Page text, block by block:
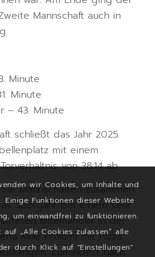
Mannschaft auch in
Minute
Minute
– 43. Minute
schließt das Jahr 2025
mit einem
von 38:14 ab.
Mannschaften zusammen
Sportjahr bei einem sehr
Miteinander in der
Mille Profumi mit Pizza
Zumindest nach
wir Cookies, um Inhalte und
Funktionen dieser Website
um einwandfrei zu funktionieren.
„Alle Cookies zulassen“ alle
durch Klick auf "Einstellungen"